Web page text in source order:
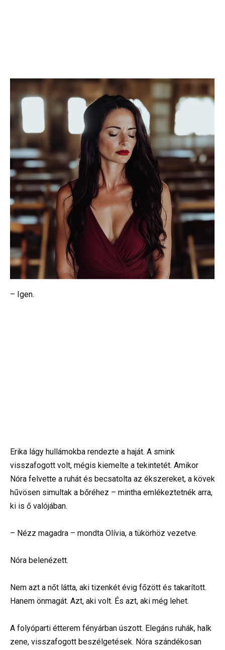
– Igen.
Erika lágy hullámokba rendezte a haját. A smink
visszafogott volt, mégis kiemelte a tekintetét. Amikor
Nóra felvette a ruhát és becsatolta az ékszereket, a kövek
hűvösen simultak a bőréhez – mintha emlékeztetnék arra,
ki is ő valójában.
– Nézz magadra – mondta Olívia, a tükörhöz vezetve.
Nóra belenézett.
Nem azt a nőt látta, aki tizenkét évig főzött és takarított.
Hanem önmagát. Azt, aki volt. És azt, aki még lehet.
A folyóparti étterem fényárban úszott. Elegáns ruhák, halk
zene, visszafogott beszélgetések. Nóra szándékosan